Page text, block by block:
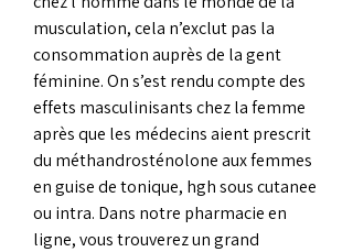
musculation, cela n’exclut pas la
consommation auprès de la gent
féminine. On s’est rendu compte des
effets masculinisants chez la femme
après que les médecins aient prescrit
du méthandrosténolone aux femmes
en guise de tonique, hgh sous cutanee
ou intra. Dans notre pharmacie en
ligne, vous trouverez un grand